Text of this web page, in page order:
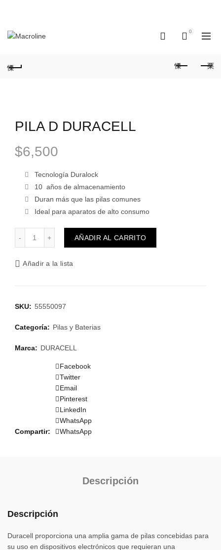
0
PILA D DURACELL
$6,500
Tecnología Duralock
10 años de almacenamiento
Duran más que las pilas comunes
Ideal para aparatos de alto consumo
PILA D DURACELL cantidad
AÑADIR AL CARRITO
Añadir a la lista
SKU: 55550097
Categoría: Pilas y Baterias
Marca: DURACELL
Compartir
Facebook
Twitter
Email
Pinterest
LinkedIn
WhatsApp
WhatsApp
Descripción
Descripción
Duracell proporciona una amplia gama de pilas concebidas para
su uso en dispositivos electrónicos que requieran una